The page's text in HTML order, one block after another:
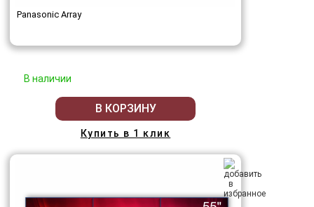
Panasonic Array
В наличии
В КОРЗИНУ
Купить в 1 клик